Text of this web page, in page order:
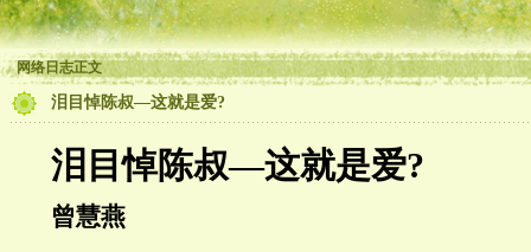
网络日志正文
泪目悼陈叔—这就是爱?
泪目悼陈叔—这就是爱?
曾慧燕